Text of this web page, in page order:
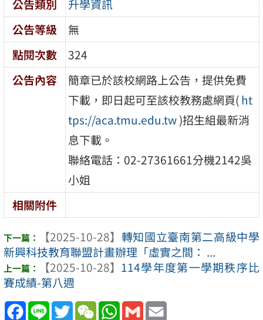
公告類別
升學資訊
公告等級
無
點閱次數
324
公告內容
簡章已於該校網路上公告，提供免費
下載，即日起可至該校教務處網頁(ht
tps://aca.tmu.edu.tw)招生組最新消
息下載。
聯絡電話：02-27361661分機2142吳
小姐
相關附件
【2025-10-28】 轉知國立臺南第二高級中學
新興科技教育聯盟計畫辦理「虛實之間： ...
【2025-10-28】 114學年度第一學期秩序比
賽成績-第八週
Facebook
Line TwitterWeChatWhatsApp
Gmail